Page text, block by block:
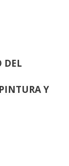
DEL
Y